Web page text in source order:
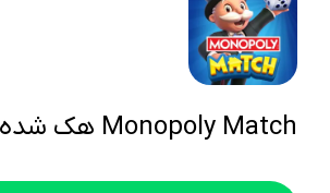
Monopoly Match هک شده